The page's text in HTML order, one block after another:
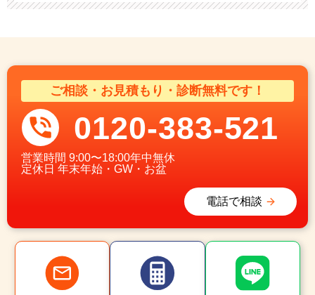
ご相談・お見積もり・診断無料です！
0120-383-521
営業時間 9:00〜18:00年中無休
定休日 年末年始・GW・お盆
電話で相談